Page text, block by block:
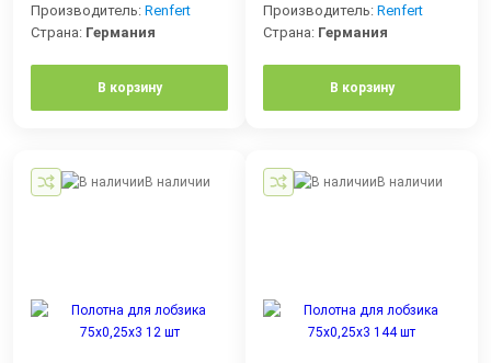
Производитель: Renfert
Страна: Германия
В корзину
Производитель: Renfert
Страна: Германия
В корзину
В наличии В наличии